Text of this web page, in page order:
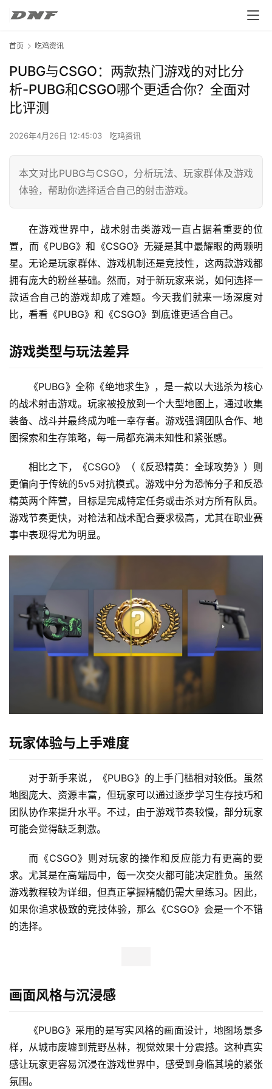
首页 吃鸡资讯
PUBG与CSGO：两款热门游戏的对比分
析-PUBG和CSGO哪个更适合你？全面对
比评测
2026年4月26日 12:45:03 吃鸡资讯
本文对比PUBG与CSGO，分析玩法、玩家群体及游戏
体验，帮助你选择适合自己的射击游戏。
在游戏世界中，战术射击类游戏一直占据着重要的位
置，而《PUBG》和《CSGO》无疑是其中最耀眼的两颗明
星。无论是玩家群体、游戏机制还是竞技性，这两款游戏都
拥有庞大的粉丝基础。然而，对于新玩家来说，如何选择一
款适合自己的游戏却成了难题。今天我们就来一场深度对
比，看看《PUBG》和《CSGO》到底谁更适合自己。
游戏类型与玩法差异
《PUBG》全称《绝地求生》，是一款以大逃杀为核心
的战术射击游戏。玩家被投放到一个大型地图上，通过收集
装备、战斗并最终成为唯一幸存者。游戏强调团队合作、地
图探索和生存策略，每一局都充满未知性和紧张感。
相比之下，《CSGO》（《反恐精英：全球攻势》）则
更偏向于传统的5v5对抗模式。游戏中分为恐怖分子和反恐
精英两个阵营，目标是完成特定任务或击杀对方所有队员。
游戏节奏更快，对枪法和战术配合要求极高，尤其在职业赛
事中表现得尤为明显。
玩家体验与上手难度
对于新手来说，《PUBG》的上手门槛相对较低。虽然
地图庞大、资源丰富，但玩家可以通过逐步学习生存技巧和
团队协作来提升水平。不过，由于游戏节奏较慢，部分玩家
可能会觉得缺乏刺激。
而《CSGO》则对玩家的操作和反应能力有更高的要
求。尤其是在高端局中，每一次交火都可能决定胜负。虽然
游戏教程较为详细，但真正掌握精髓仍需大量练习。因此，
如果你追求极致的竞技体验，那么《CSGO》会是一个不错
的选择。
画面风格与沉浸感
《PUBG》采用的是写实风格的画面设计，地图场景多
样，从城市废墟到荒野丛林，视觉效果十分震撼。这种真实
感让玩家更容易沉浸在游戏世界中，感受到身临其境的紧张
氛围。